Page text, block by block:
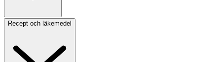
Recept och läkemedel